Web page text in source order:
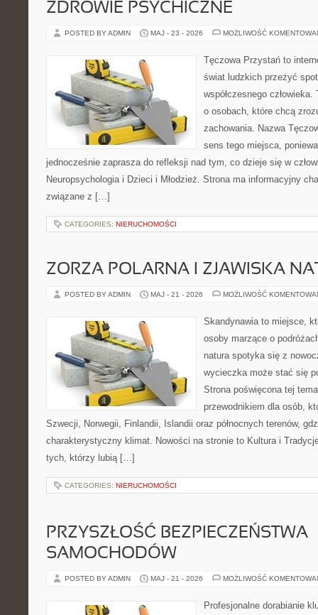
ZDROWIE PSYCHICZNE
POSTED BY ADMIN MAJ - 23 - 2026 MOŻLIWOŚĆ
Tęczowa Przystań to
świat ludzkich przeżyć
współczesnego
o osobach, które chcą
zachowania. Nazwa
sens tego miejsca,
jednocześnie zaprasza do refleksji nad tym, co dzieje się w
Neuropsychologia i Dzieci i Młodzież. Strona ma informacyjny
związane z […]
CATEGORIES: NIERUCHOMOŚCI
ZORZA POLARNA I ZJAWISKA
POSTED BY ADMIN MAJ - 21 - 2026 MOŻLIWOŚĆ
Skandynawia to miejsce,
osoby marzące o
natura spotyka się z
wycieczka może stać się
Strona poświęcona tej
przewodnikiem dla osób,
Szwecji, Norwegii, Finlandii, Islandii oraz północnych terenów,
charakterystyczny klimat. Nowości na stronie to Kultura i
tych, którzy lubią […]
CATEGORIES: NIERUCHOMOŚCI
PRZYSZŁOŚĆ BEZPIECZEŃSTWA
SAMOCHODÓW
POSTED BY ADMIN MAJ - 21 - 2026 MOŻLIWOŚĆ
Profesjonalne dorabianie